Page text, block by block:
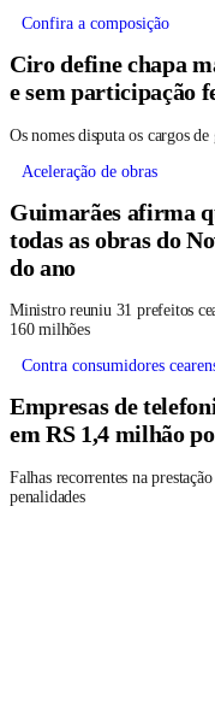
Confira a composição
Ciro define chapa
e sem participação
Os nomes disputa os cargos
Aceleração de obras
Guimarães afirma
todas as obras do
do ano
Ministro reuniu 31 prefeitos
160 milhões
Contra consumidores
Empresas de
em RS 1,4 milhão
Falhas recorrentes na
penalidades